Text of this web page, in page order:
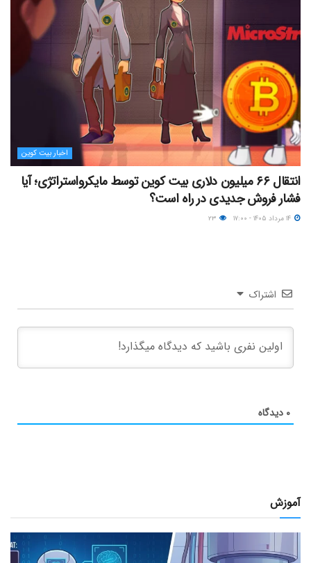
اخبار بیت کوین
انتقال ۶۶ میلیون دلاری بیت کوین توسط مایکرواستراتژی؛ آیا
فشار فروش جدیدی در راه است؟
اشتراک
۰ دیدگاه
آموزش